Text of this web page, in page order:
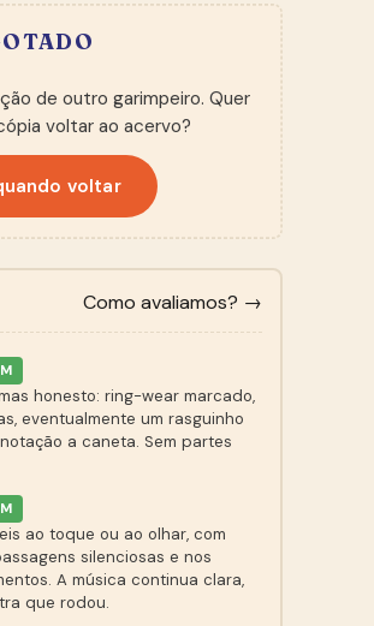
de outro garimpeiro. Quer
voltar ao acervo?
voltar
Como avaliamos? →
honesto: ring-wear marcado,
eventualmente um rasguinho
a caneta. Sem partes
ao toque ou ao olhar, com
silenciosas e nos
A música continua clara,
que rodou.